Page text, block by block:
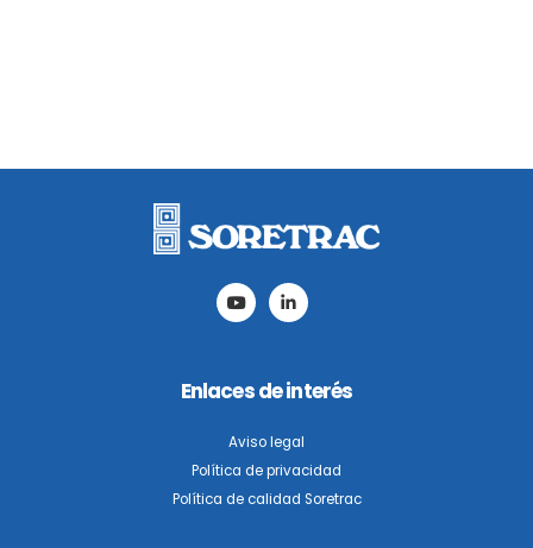
Enlaces de interés
Aviso legal
Política de privacidad
Política de calidad Soretrac